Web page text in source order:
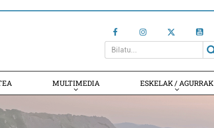
MULTIMEDIA ESKELAK / AGURRAK